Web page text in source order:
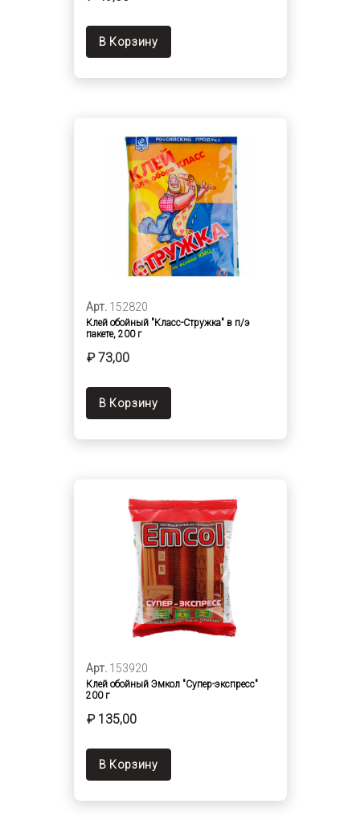
В Корзину
Арт. 152820
Клей обойный "Класс-Стружка" в п/э
пакете, 200 г
₽ 73,00
В Корзину
Арт. 153920
Клей обойный Эмкол "Супер-экспресс"
200 г
₽ 135,00
В Корзину